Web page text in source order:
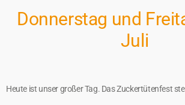
Donnerstag und
Juli
Heute ist unser großer Tag. Das Zuckertütenfest